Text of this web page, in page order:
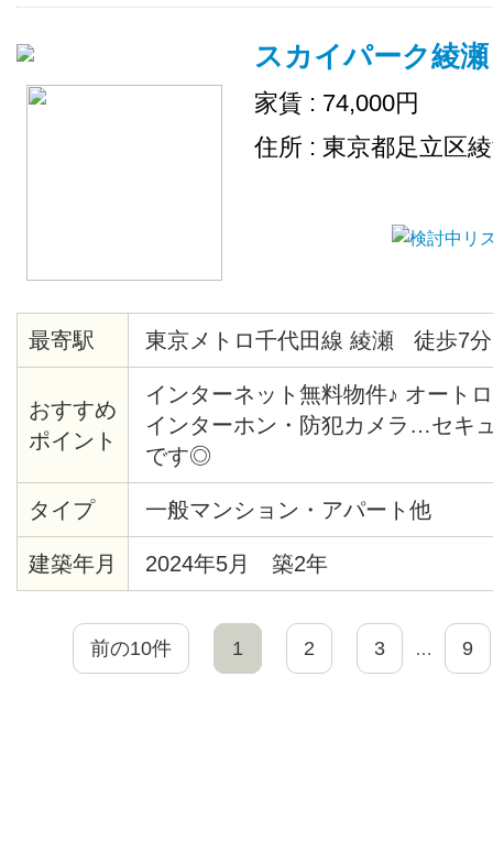
スカイパーク綾瀬
家賃 : 74,000円
住所 : 東京都足立区
最寄駅 東京メトロ千代田線 綾瀬 徒歩7
おすすめ
ポイント
インターネット無料物件♪ オート
インターホン・防犯カメラ…セキ
です◎
タイプ 一般マンション・アパート他
建築年月 2024年5月 築2年
前の10件 1 2 3 … 9